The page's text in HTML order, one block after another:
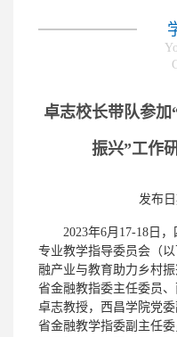
卓志校长带队参
振兴”工作
发布
2023年6月17-18日
专业教学指导委员会（
融产业与教育助力乡村
省金融教指委主任委员
卓志教授，西昌学院党
省金融教学指委副主任